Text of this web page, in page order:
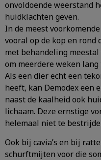
onvoldoende weerstand
huidklachten geven.
In de meest
vooral op de kop en rond
met behandeling
om meerdere weken
Als een dier echt een
heeft, kan Demodex een
naast de kaalheid ook
lichaam. Deze ernstige
helemaal niet te
Ook bij cavia’s en bij
schurftmijten voor die